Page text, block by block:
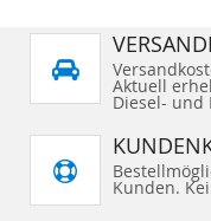
Aktuell
Diesel- und
Kunden.